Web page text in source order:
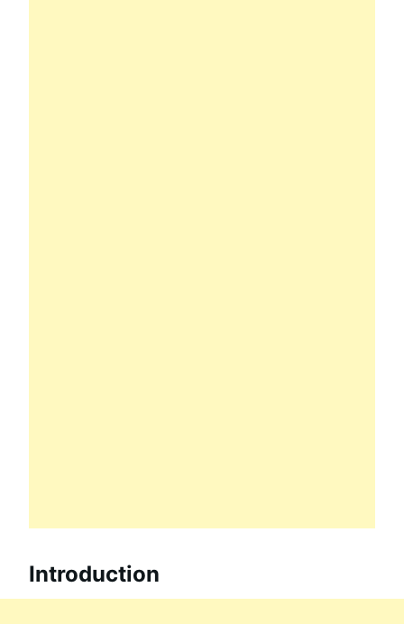
Introduction